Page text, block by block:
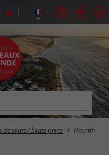
de skate / Skate parcs Hourtin